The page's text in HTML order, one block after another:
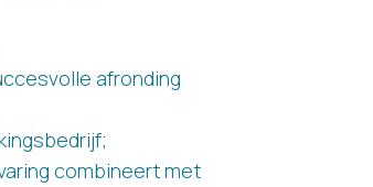
afronding
combineert met